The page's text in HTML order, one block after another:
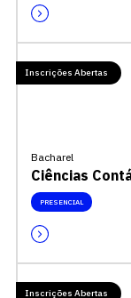
Inscrições Abertas
Bacharel
Ciências
PRESENCIAL
Inscrições Abertas